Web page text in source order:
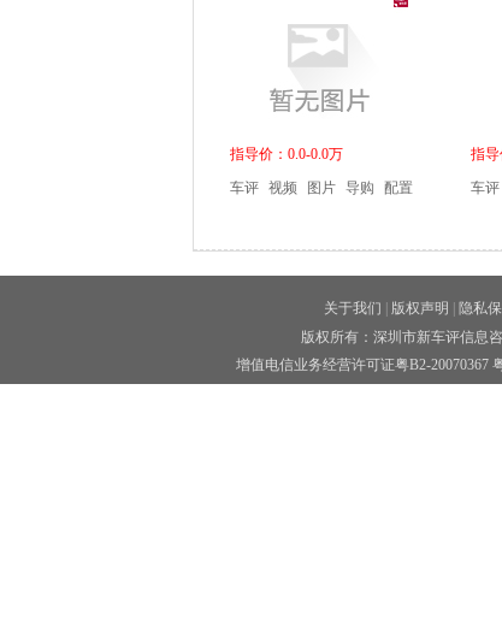
指导价：0.0-0.0万
车评 视频 图片 导购 配置
指导
车评
关于我们 版权声明 隐私
版权所有：深圳市新车评信息
增值电信业务经营许可证粤B2-20070367